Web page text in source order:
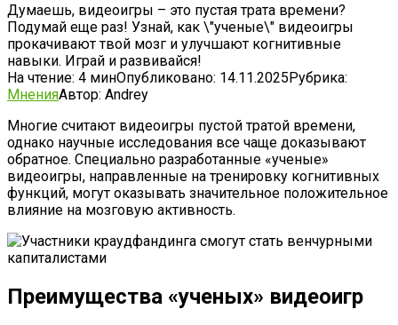
Думаешь, видеоигры – это пустая трата времени?
Подумай еще раз! Узнай, как \"ученые\" видеоигры
прокачивают твой мозг и улучшают когнитивные
навыки. Играй и развивайся!
На чтение: 4 минОпубликовано: 14.11.2025Рубрика:
МненияАвтор: Andrey
Многие считают видеоигры пустой тратой времени,
однако научные исследования все чаще доказывают
обратное. Специально разработанные «ученые»
видеоигры, направленные на тренировку когнитивных
функций, могут оказывать значительное положительное
влияние на мозговую активность.
Преимущества «ученых» видеоигр